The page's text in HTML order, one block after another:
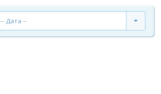
-- Дата --